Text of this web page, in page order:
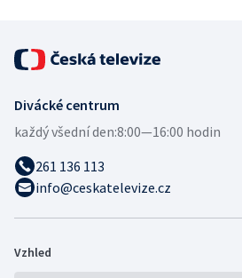
Divácké centrum
každý všední den:8:00—16:00 hodin
261 136 113
info@ceskatelevize.cz
Vzhled